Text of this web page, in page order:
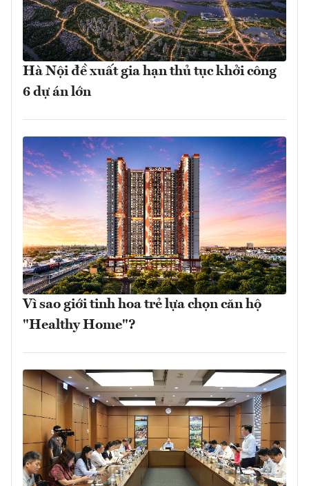
Hà Nội đề xuất gia hạn thủ tục khởi công
6 dự án lớn
Vì sao giới tinh hoa trẻ lựa chọn căn hộ
"Healthy Home"?